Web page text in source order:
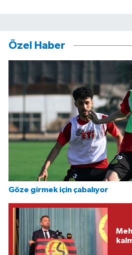
Özel Haber
Göze girmek için çabalıyor